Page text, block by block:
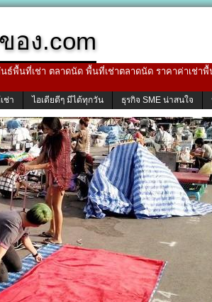
อง.com
ธ์พื้นที่เช่า ตลาดนัด พื้นที่เช่าตลาดนัด ราคาค่าเช่า
ช่า ไอเดียดีๆ มีได้ทุกวัน ธุรกิจ SME น่าสนใจ